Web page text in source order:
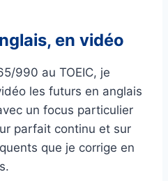
en vidéo
990 au TOEIC, je
les futurs en anglais
un focus particulier
parfait continu et sur
que je corrige en